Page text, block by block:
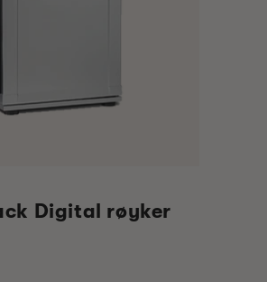
Digital røyker